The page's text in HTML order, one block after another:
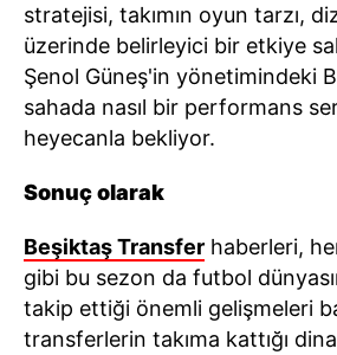
stratejisi, takımın oyun tarzı,
üzerinde belirleyici bir etkiye
Şenol Güneş'in yönetimindeki
sahada nasıl bir performans
heyecanla bekliyor.
Sonuç olarak
Beşiktaş Transfer haberleri,
gibi bu sezon da futbol
takip ettiği önemli gelişmeleri
transferlerin takıma kattığı